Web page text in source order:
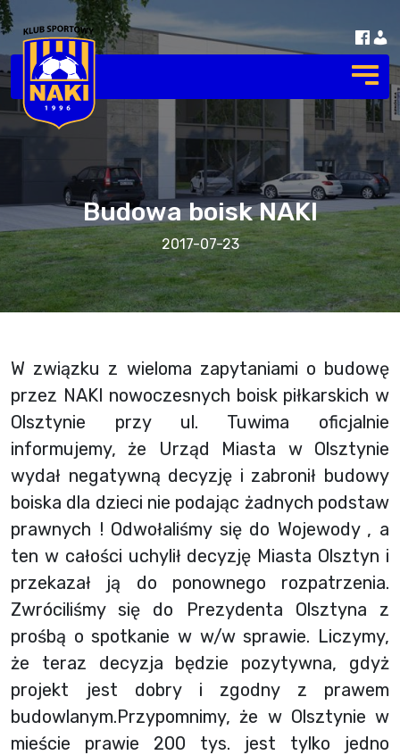
Budowa boisk NAKI
2017-07-23
W związku z wieloma zapytaniami o budowę
przez NAKI nowoczesnych boisk piłkarskich w
Olsztynie przy ul. Tuwima oficjalnie
informujemy, że Urząd Miasta w Olsztynie
wydał negatywną decyzję i zabronił budowy
boiska dla dzieci nie podając żadnych podstaw
prawnych ! Odwołaliśmy się do Wojewody , a
ten w całości uchylił decyzję Miasta Olsztyn i
przekazał ją do ponownego rozpatrzenia.
Zwróciliśmy się do Prezydenta Olsztyna z
prośbą o spotkanie w w/w sprawie. Liczymy,
że teraz decyzja będzie pozytywna, gdyż
projekt jest dobry i zgodny z prawem
budowlanym.Przypomnimy, że w Olsztynie w
mieście prawie 200 tys. jest tylko jedno